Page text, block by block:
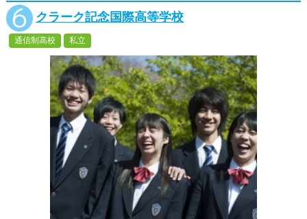
クラーク記念国際高等学校
通信制高校 私立